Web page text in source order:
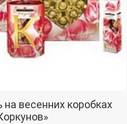
весенних коробках